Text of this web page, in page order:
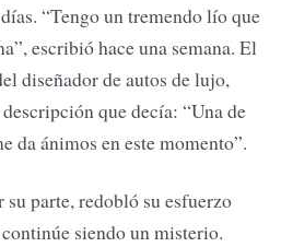
“Tengo un tremendo lío que
escribió hace una semana. El
diseñador de autos de lujo,
que decía: “Una de
da ánimos en este momento”.
parte, redobló su esfuerzo
siendo un misterio.